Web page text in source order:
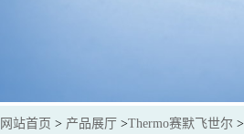
网站首页 > 产品展厅 >Thermo赛默飞世尔 >